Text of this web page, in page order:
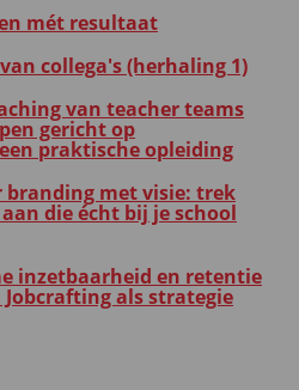
mét resultaat
collega's (herhaling 1)
van teacher teams
gericht op
praktische opleiding
branding met visie: trek
die écht bij je school
inzetbaarheid en retentie
als strategie